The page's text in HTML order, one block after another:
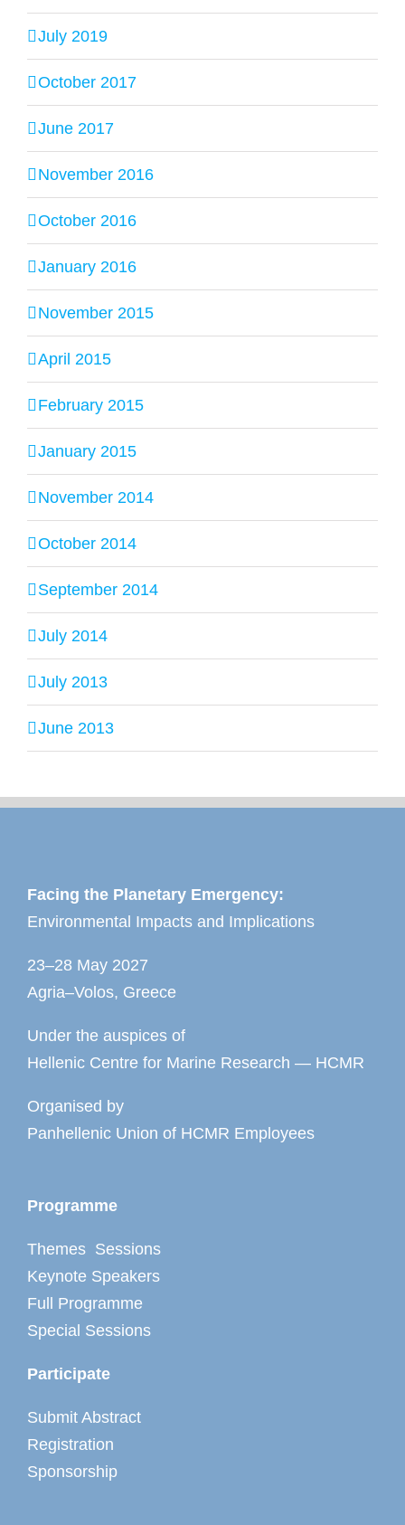
July 2019
October 2017
June 2017
November 2016
October 2016
January 2016
November 2015
April 2015
February 2015
January 2015
November 2014
October 2014
September 2014
July 2014
July 2013
June 2013
Facing the Planetary Emergency:
Environmental Impacts and Implications
23–28 May 2027
Agria–Volos, Greece
Under the auspices of
Hellenic Centre for Marine Research — HCMR
Organised by
Panhellenic Union of HCMR Employees
Programme
Themes Sessions
Keynote Speakers
Full Programme
Special Sessions
Participate
Submit Abstract
Registration
Sponsorship